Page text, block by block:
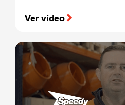
Ver video